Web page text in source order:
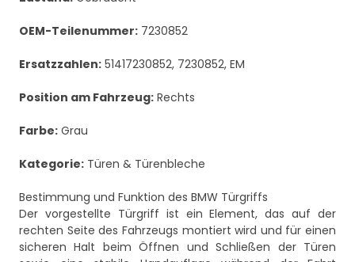
OEM-Teilenummer: 7230852
Ersatzzahlen: 51417230852, 7230852, EM
Position am Fahrzeug: Rechts
Farbe: Grau
Kategorie: Türen & Türenbleche
Bestimmung und Funktion des BMW Türgriffs
Der vorgestellte Türgriff ist ein Element, das auf der
rechten Seite des Fahrzeugs montiert wird und für einen
sicheren Halt beim Öffnen und Schließen der Türen